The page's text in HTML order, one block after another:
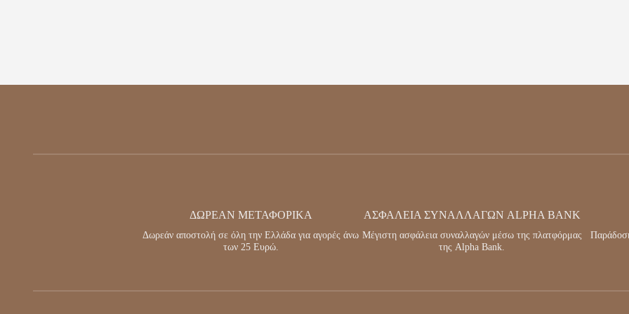
ΔΩΡΕΑΝ ΜΕΤΑΦΟΡΙΚΑ
Δωρεάν αποστολή σε όλη την Ελλάδα για αγορές άνω
των 25 Ευρώ.
ΑΣΦΑΛΕΙΑ ΣΥΝΑΛΛΑΓΩΝ ALPHA BANK
Μέγιστη ασφάλεια συναλλαγών μέσω της πλατφόρμας
της Alpha Bank.